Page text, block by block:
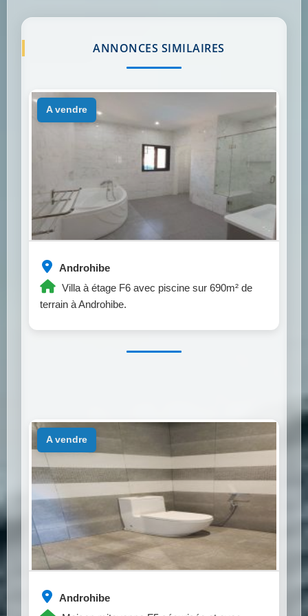
ANNONCES SIMILAIRES
Androhibe
Villa à étage F6 avec piscine sur 690m² de
terrain à Androhibe.
a vendre
Androhibe
a vendre